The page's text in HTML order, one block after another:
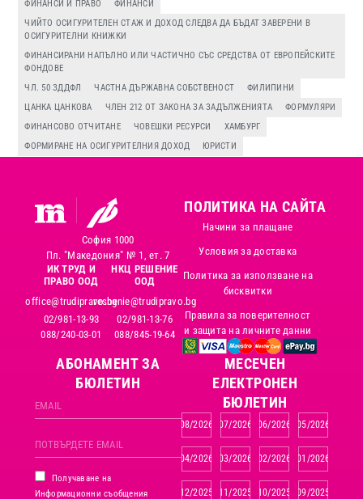
ФИНАНСИ И ПРАВО
ФИНАНСИ
ЧИЙТО ОСИГУРИТЕЛЕН СТАЖ И ДОХОД СЛЕДВА ДА БЪДАТ ЗАВЕРЕНИ В
ОСИГУРИТЕЛНИ КНИЖКИ
ФИНАНСИРАНИ НАПЪЛНО ИЛИ ЧАСТИЧНО СЪС СРЕДСТВА ОТ ЕВРОПЕЙСКИТЕ
ФОНДОВЕ
ЧЛ. 50 ЗДДФЛ
ЧАСТНА ДЪРЖАВНА СОБСТВЕНОСТ
ФИЛИПИНИ
ЦАНКА ЦАНКОВА
ЧЛЕН 212 ОТ ЗАКОНА ЗА ЗАДЪЛЖЕНИЯТА
ФОРМУЛЯРИ
ФИНАНСОВО ОТЧИТАНЕ
ЧОВЕШКИ РЕСУРСИ
ХАМБУРГ
ФОРМИРАНЕ НА ОСИГУРИТЕЛНИЯ ДОХОД
ЮРИСТИ
София 1000
Пл. "Македония" № 1, ет. 7
ИК ТРУД И
ПРАВО ООД
office@trudipravo.bg
02/981-13-93
088/240-03-01
НКЦ РЕШЕНИЕ
ООД
reshenie@trudipravo.bg
02/981-13-76
088/845-19-64
ПОЛИТИКА НА САЙТА
Начини за плащане
Условия за доставка
Политика за използване на
бисквитки
Правила за поверителност
и защита на личните данни
АБОНАМЕНТ ЗА
БЮЛЕТИН
Получаване на
Информационни съобщения
MЕСЕЧЕН
ЕЛЕКТРОНЕН
БЮЛЕТИН
08/2026 07/2026 06/2026 05/2026
04/2026 03/2026 02/2026 01/2026
12/2025 11/2025 10/2025 09/2025